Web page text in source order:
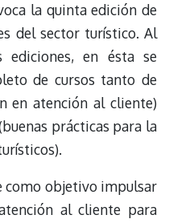
la quinta edición de
del sector turístico. Al
en ésta se
de cursos tanto de
en atención al cliente)
prácticas para la
como objetivo impulsar
al cliente para